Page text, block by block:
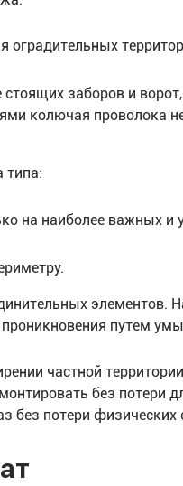
заборов и
колючая проволока
типа:
на наиболее важных и
элементов.
путем
частной
без потери
без потери физических